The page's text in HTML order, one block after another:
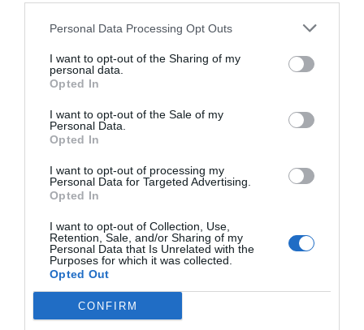
Personal Data Processing Opt Outs
I want to opt-out of the Sharing of my
personal data.
Opted In
I want to opt-out of the Sale of my
Personal Data.
Opted In
I want to opt-out of processing my
Personal Data for Targeted Advertising.
Opted In
I want to opt-out of Collection, Use,
Retention, Sale, and/or Sharing of my
Personal Data that Is Unrelated with the
Purposes for which it was collected.
Opted Out
CONFIRM